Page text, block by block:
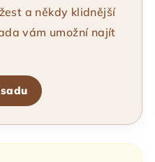
a někdy klidnější
vám umožní najít